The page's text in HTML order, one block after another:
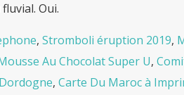
Oui.
, Stromboli éruption 2019,
Au Chocolat Super U,
, Carte Du Maroc à